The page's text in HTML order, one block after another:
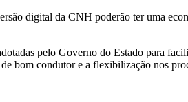
digital da CNH poderão ter uma
pelo Governo do Estado para
bom condutor e a flexibilização nos